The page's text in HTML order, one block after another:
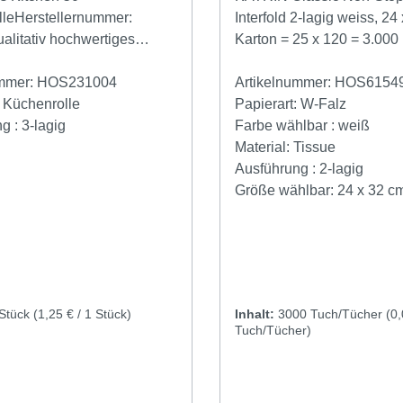
Inclusive
Schwarz 90168 Katrin
hochwertiges
weich und
für Bereiche
bis mittlerem
(cm): 26 x 23
HOS231004
Küchenrolle
: 3-lagig
(1,25 € / 1 Stück)
Interfold 2-lagig weiss, 24 x 32 cm,
Karton = 25 x 120 = 3.000
hochwertige
hoher Reißfestigkeit und
Saugfähigkeit für ein
effektives und zugleich
Händetrocknen. 2-lagige,
Multifold-Handtücher mit
mit dem KATRIN
Falthandtuchspender M
Artikelnummer:
Papierart: W-Falz
Farbe wählbar : weiß
Material: Tissue
Ausführung : 2-lagig
Größe wählbar: 24 x 32
Inhalt: 3000 Tuch/Tücher
Tuch/Tücher)